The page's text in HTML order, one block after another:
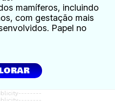
mamíferos, incluindo
com gestação mais
Papel no